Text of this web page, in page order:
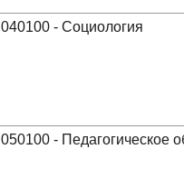
040100 - Социология
050100 - Педагогическое